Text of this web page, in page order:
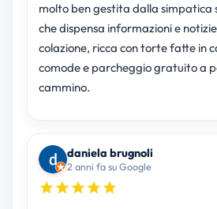
molto ben gestita dalla simpatica
che dispensa informazioni e
colazione, ricca con torte fatte in casa.
comode e parcheggio gratuito a
cammino.
daniela brugnoli
2 anni fa su Google